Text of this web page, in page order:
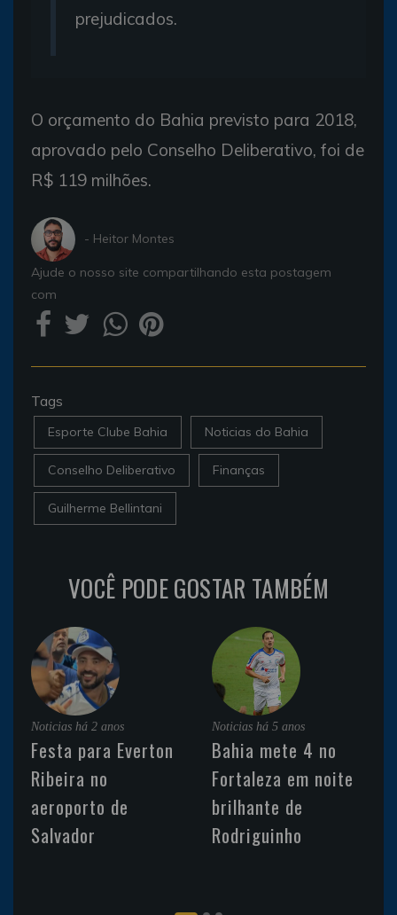
prejudicados.
O orçamento do Bahia previsto para 2018,
aprovado pelo Conselho Deliberativo, foi de
R$ 119 milhões.
- Heitor Montes
Ajude o nosso site compartilhando esta postagem
com
Tags
Esporte Clube Bahia Noticias do Bahia
Conselho Deliberativo Finanças
Guilherme Bellintani
VOCÊ PODE GOSTAR TAMBÉM
Noticias há 2 anos
Festa para Everton
Ribeira no
aeroporto de
Salvador
Noticias há 5 anos
Bahia mete 4 no
Fortaleza em noite
brilhante de
Rodriguinho